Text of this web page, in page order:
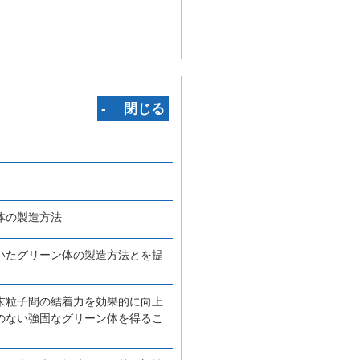
‐ 閉じる
の製造方法
グリーン体の製造方法とを提
子間の結着力を効果的に向上
い強固なグリーン体を得るこ